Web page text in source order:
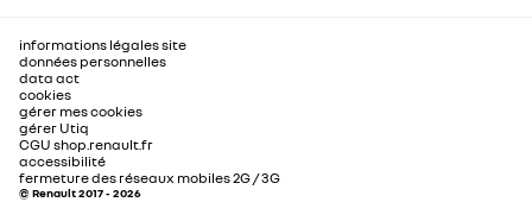
informations légales site
données personnelles
data act
cookies
gérer mes cookies
gérer Utiq
CGU shop.renault.fr
accessibilité
fermeture des réseaux mobiles 2G / 3G
© Renault 2017 - 2026